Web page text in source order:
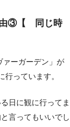
由③【 同じ時
ァーガーデン」が
っています。
日に観に行ってま
言ってもいいでし